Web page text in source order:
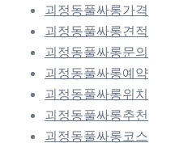
괴정동풀싸롱가격
괴정동풀싸롱견적
괴정동풀싸롱문의
괴정동풀싸롱예약
괴정동풀싸롱위치
괴정동풀싸롱추천
괴정동풀싸롱코스